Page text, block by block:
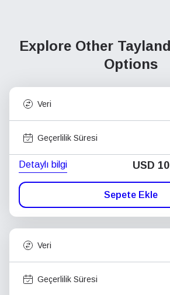
Explore Other Tayland
Options
Veri
Geçerlilik Süresi
Detaylı bilgi USD 10
Sepete Ekle
Veri
Geçerlilik Süresi